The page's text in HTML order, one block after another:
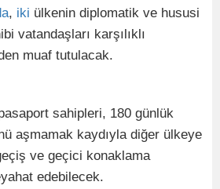
, iki ülkenin diplomatik ve hususi
vatandaşları karşılıklı
muaf tutulacak.
sahipleri, 180 günlük
aşmamak kaydıyla diğer ülkeye
ve geçici konaklama
edebilecek.